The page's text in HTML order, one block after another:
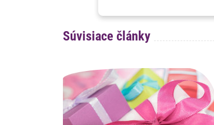
Súvisiace články